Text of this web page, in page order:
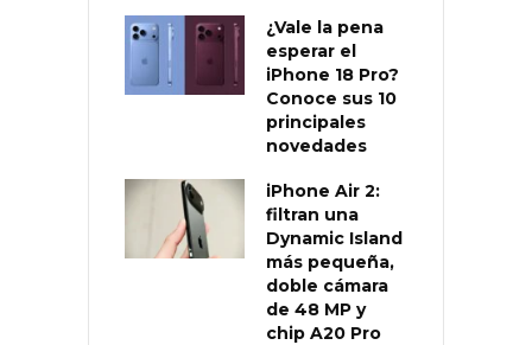
¿Vale la pena
esperar el
iPhone 18 Pro?
Conoce sus 10
principales
novedades
iPhone Air 2:
filtran una
Dynamic Island
más pequeña,
doble cámara
de 48 MP y
chip A20 Pro